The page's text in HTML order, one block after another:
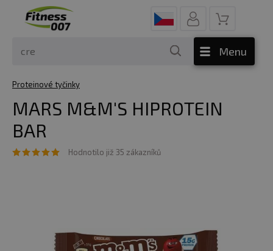
Menu
Proteinové tyčinky
MARS M&M'S HIPROTEIN
BAR
Hodnotilo již 35 zákazníků